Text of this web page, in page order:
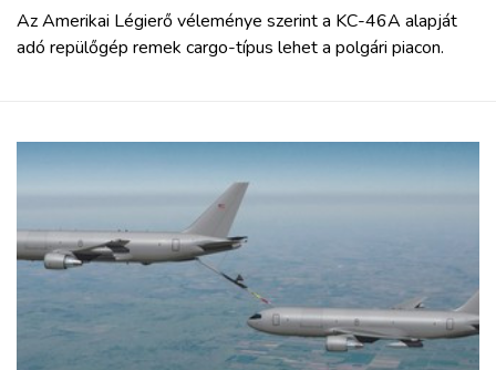
Az Amerikai Légierő véleménye szerint a KC-46A alapját
adó repülőgép remek cargo-típus lehet a polgári piacon.